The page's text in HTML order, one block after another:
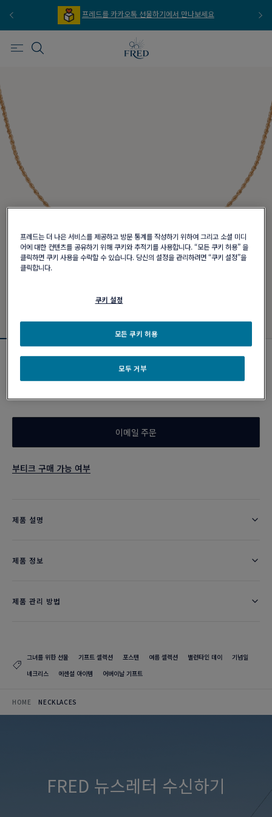
프레드를 카카오톡 선물하기에서 만나보세요
포스텐 네크리스
이메일 주문
부티크 구매 가능 여부
제품 설명
제품 정보
제품 관리 방법
그녀를 위한 선물 기프트 셀렉션 포스텐 여름 셀렉션 밸런타인 데이
기념일
네크리스
에센셜 아이템 어버이날 기프트
HOME NECKLACES
FRED 뉴스레터 수신하기
프레드는 더 나은 서비스를 제공하고 방문 통계를 작성하기 위하여 그리고 소셜 미디
어에 대한 컨텐츠를 공유하기 위해 쿠키와 추적기를 사용합니다. “모든 쿠키 허용” 을
클릭하면 쿠키 사용을 수락할 수 있습니다. 당신의 설정을 관리하려면 “쿠키 설정”을
클릭합니다.
쿠키 설정
모두 거부
모든 쿠키 허용